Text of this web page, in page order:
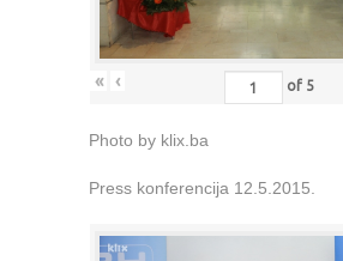
« ‹ of 5
Photo by klix.ba
Press konferencija 12.5.2015.